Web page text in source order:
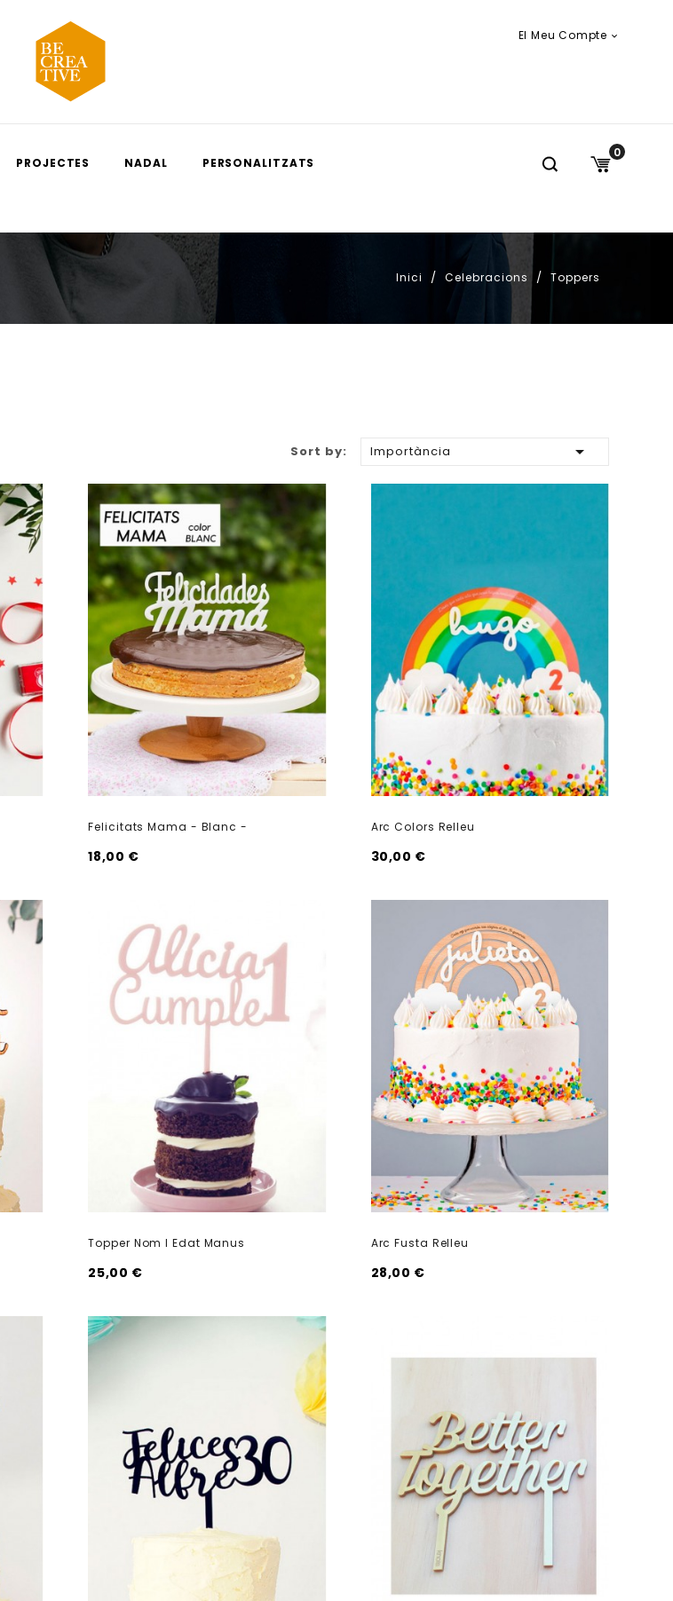
El Meu Compte 
PROJECTES NADAL PERSONALITZATS
0
Inici Celebracions Toppers
Sort by: Importància 
Felicitats Mama - Blanc -
18,00 €
Arc Colors Relleu
30,00 €
Topper Nom I Edat Manus
25,00 €
Arc Fusta Relleu
28,00 €